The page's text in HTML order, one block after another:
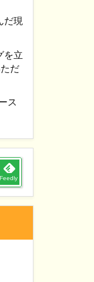
だ現
を立
だ
ス
Feedly